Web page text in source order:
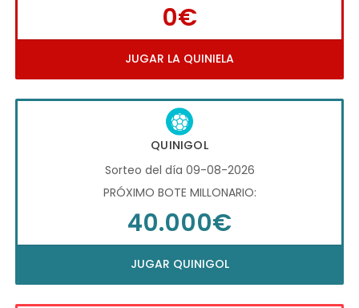
0€
JUGAR LA QUINIELA
QUINIGOL
Sorteo del día 09-08-2026
PRÓXIMO BOTE MILLONARIO:
40.000€
JUGAR QUINIGOL